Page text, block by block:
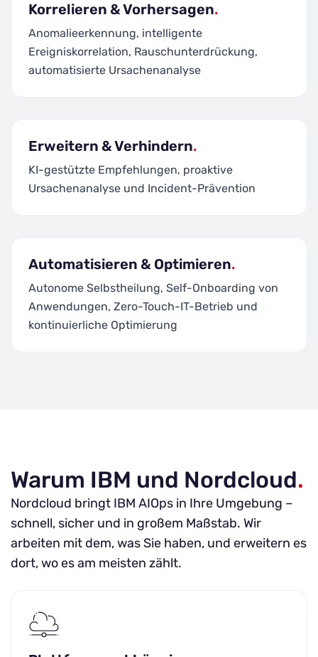
Korrelieren & Vorhersagen.
Anomalieerkennung, intelligente
Ereigniskorrelation, Rauschunterdrückung,
automatisierte Ursachenanalyse
Erweitern & Verhindern.
KI-gestützte Empfehlungen, proaktive
Ursachenanalyse und Incident-Prävention
Automatisieren & Optimieren.
Autonome Selbstheilung, Self-Onboarding von
Anwendungen, Zero-Touch-IT-Betrieb und
kontinuierliche Optimierung
Warum IBM und Nordcloud.
Nordcloud bringt IBM AIOps in Ihre Umgebung –
schnell, sicher und in großem Maßstab. Wir
arbeiten mit dem, was Sie haben, und erweitern es
dort, wo es am meisten zählt.